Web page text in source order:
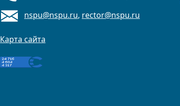
nspu@nspu.ru, rector@nspu.ru
Карта сайта